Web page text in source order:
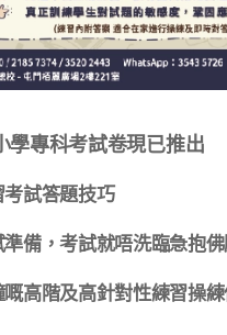
學專科考試卷現已推出🌟
試答題技巧📝
備，考試就唔洗臨急抱佛腳
高階及高針對性練習操